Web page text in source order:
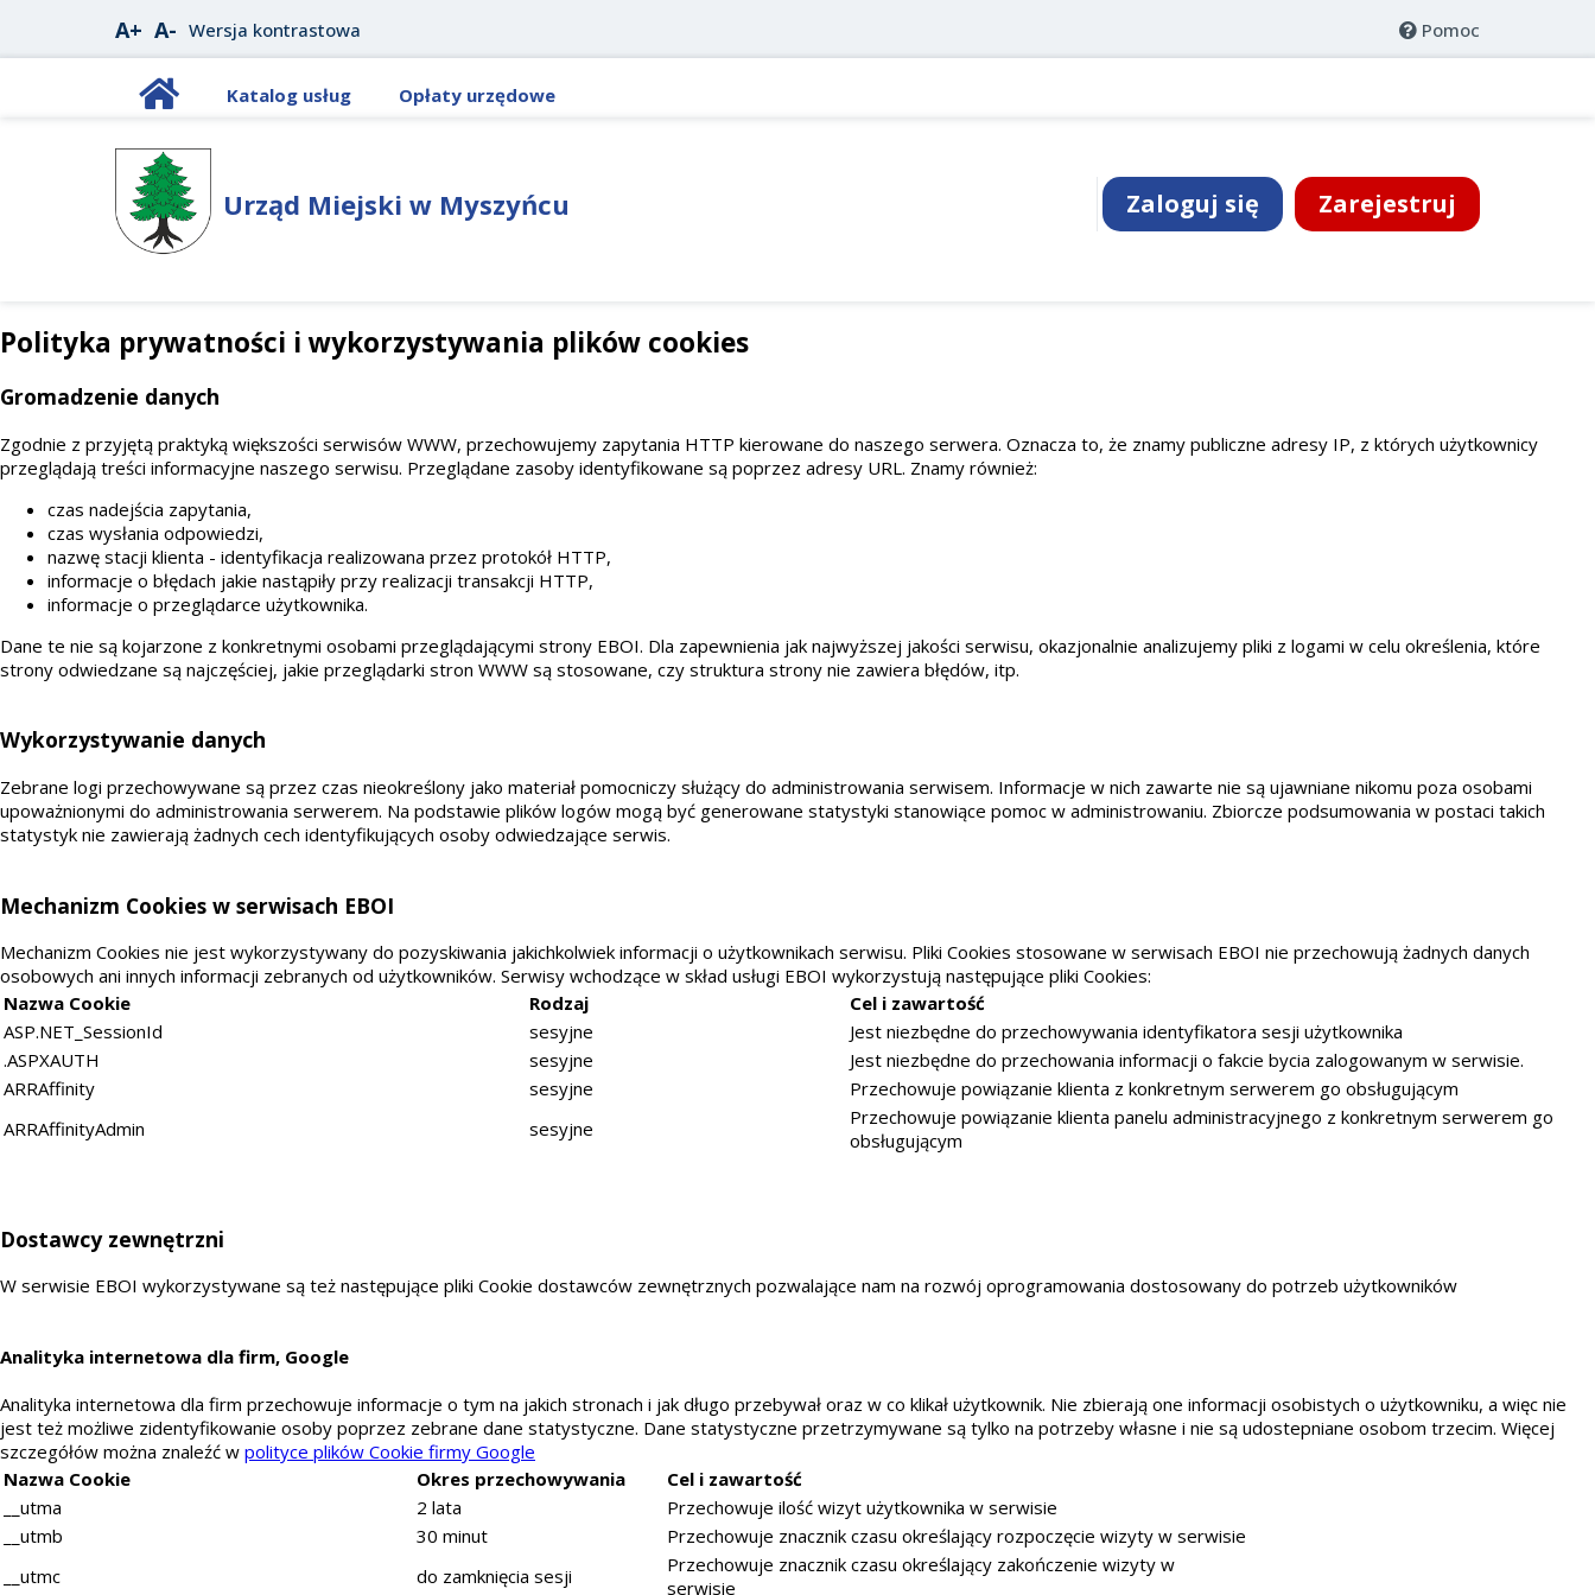
A+ A- Wersja kontrastowa Pomoc
Katalog usług Opłaty urzędowe
Urząd Miejski w Myszyńcu Zaloguj się Zarejestruj
Polityka prywatności i wykorzystywania plików cookies
Gromadzenie danych
Zgodnie z przyjętą praktyką większości serwisów WWW, przechowujemy zapytania HTTP kierowane do naszego serwera. Oznacza to, że znamy publiczne adresy IP, z których użytkownicy
przeglądają treści informacyjne naszego serwisu. Przeglądane zasoby identyfikowane są poprzez adresy URL. Znamy również:
czas nadejścia zapytania,
czas wysłania odpowiedzi,
nazwę stacji klienta - identyfikacja realizowana przez protokół HTTP,
informacje o błędach jakie nastąpiły przy realizacji transakcji HTTP,
informacje o przeglądarce użytkownika.
Dane te nie są kojarzone z konkretnymi osobami przeglądającymi strony EBOI. Dla zapewnienia jak najwyższej jakości serwisu, okazjonalnie analizujemy pliki z logami w celu określenia, które
strony odwiedzane są najczęściej, jakie przeglądarki stron WWW są stosowane, czy struktura strony nie zawiera błędów, itp.
Wykorzystywanie danych
Zebrane logi przechowywane są przez czas nieokreślony jako materiał pomocniczy służący do administrowania serwisem. Informacje w nich zawarte nie są ujawniane nikomu poza osobami
upoważnionymi do administrowania serwerem. Na podstawie plików logów mogą być generowane statystyki stanowiące pomoc w administrowaniu. Zbiorcze podsumowania w postaci takich
statystyk nie zawierają żadnych cech identyfikujących osoby odwiedzające serwis.
Mechanizm Cookies w serwisach EBOI
Mechanizm Cookies nie jest wykorzystywany do pozyskiwania jakichkolwiek informacji o użytkownikach serwisu. Pliki Cookies stosowane w serwisach EBOI nie przechowują żadnych danych
osobowych ani innych informacji zebranych od użytkowników. Serwisy wchodzące w skład usługi EBOI wykorzystują następujące pliki Cookies:
Nazwa Cookie
Rodzaj
Cel i zawartość
ASP.NET_SessionId
sesyjne
Jest niezbędne do przechowywania identyfikatora sesji użytkownika
.ASPXAUTH
sesyjne
Jest niezbędne do przechowania informacji o fakcie bycia zalogowanym w serwisie.
ARRAffinity
sesyjne
Przechowuje powiązanie klienta z konkretnym serwerem go obsługującym
ARRAffinityAdmin
sesyjne
Przechowuje powiązanie klienta panelu administracyjnego z konkretnym serwerem go
obsługującym
Dostawcy zewnętrzni
W serwisie EBOI wykorzystywane są też następujące pliki Cookie dostawców zewnętrznych pozwalające nam na rozwój oprogramowania dostosowany do potrzeb użytkowników
Analityka internetowa dla firm, Google
Analityka internetowa dla firm przechowuje informacje o tym na jakich stronach i jak długo przebywał oraz w co klikał użytkownik. Nie zbierają one informacji osobistych o użytkowniku, a więc nie
jest też możliwe zidentyfikowanie osoby poprzez zebrane dane statystyczne. Dane statystyczne przetrzymywane są tylko na potrzeby własne i nie są udostepniane osobom trzecim. Więcej
szczegółów można znaleźć w polityce plików Cookie firmy Google
Nazwa Cookie
Okres przechowywania
Cel i zawartość
__utma
2 lata
Przechowuje ilość wizyt użytkownika w serwisie
__utmb
30 minut
Przechowuje znacznik czasu określający rozpoczęcie wizyty w serwisie
__utmc
do zamknięcia sesji
Przechowuje znacznik czasu określający zakończenie wizyty w
serwisie